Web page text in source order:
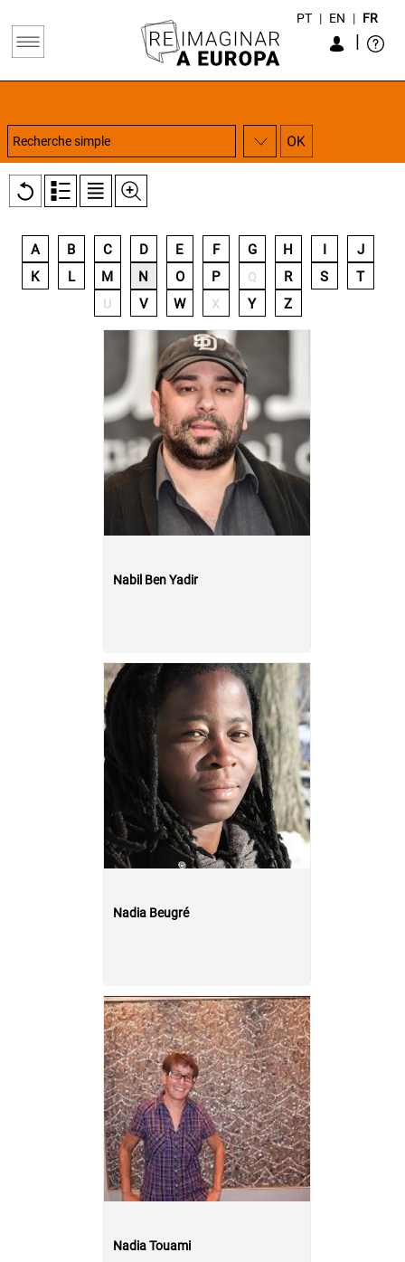
|
PT | EN | FR
A B C D E F G H
J
K
L M N O P Q R S T
U V W X Y Z
Nabil Ben Yadir
Nadia Beugré
Nadia Touami